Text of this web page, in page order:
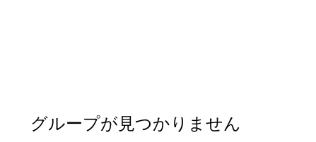
グループが見つかりません